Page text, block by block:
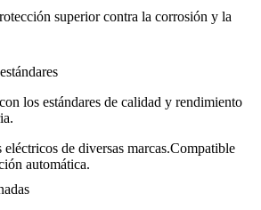
superior contra la corrosión y la
los estándares de calidad y rendimiento
de diversas marcas.Compatible
automática.